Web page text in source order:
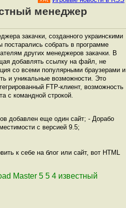
менеджер
закачки, созданного украинскими
постарались собрать в программе
других менеджеров закачки. В
добавлять ссылку на файл, не
со всеми популярными браузерами и
и уникальные возможности. Это
FTP-клиент, возможность
с командной строкой.
добавлен еще один сайт; - Дорабо
с версией 9.5;
к себе на блог или сайт, вот HTML
Master 5 5 4 известный